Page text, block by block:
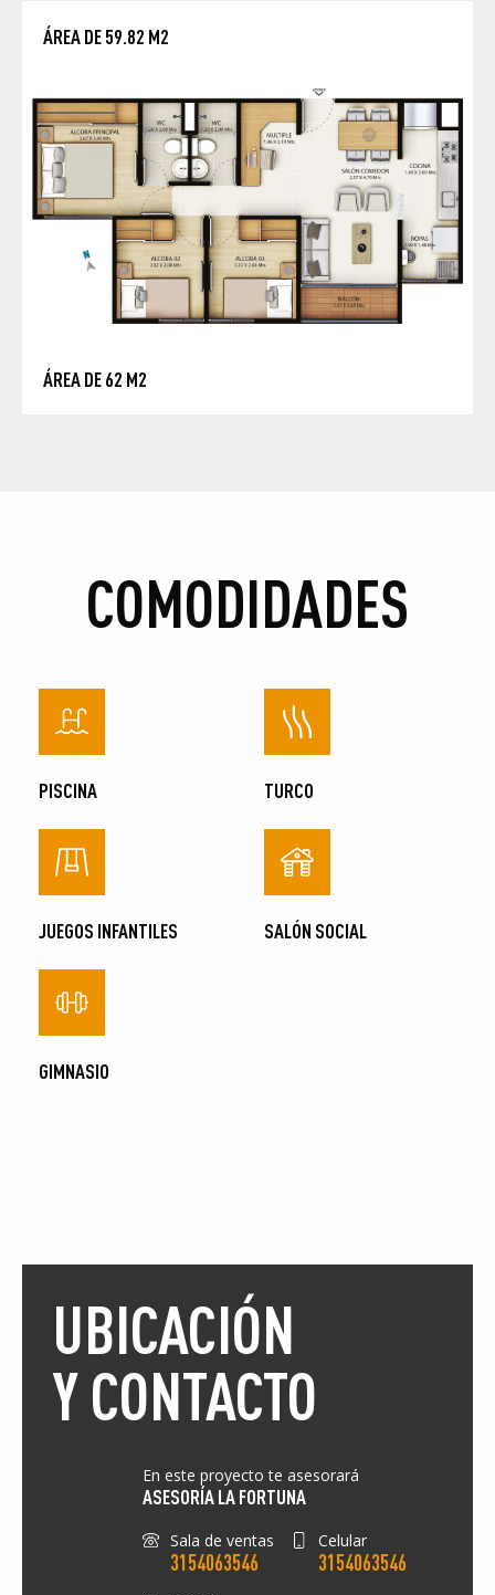
ÁREA DE 59.82 M2
ÁREA DE 62 M2
COMODIDADES
PISCINA TURCO
JUEGOS INFANTILES SALÓN SOCIAL
GIMNASIO
UBICACIÓN
Y CONTACTO
En este proyecto te asesorará
ASESORÍA LA FORTUNA
Sala de ventas
3154063546
Celular
3154063546